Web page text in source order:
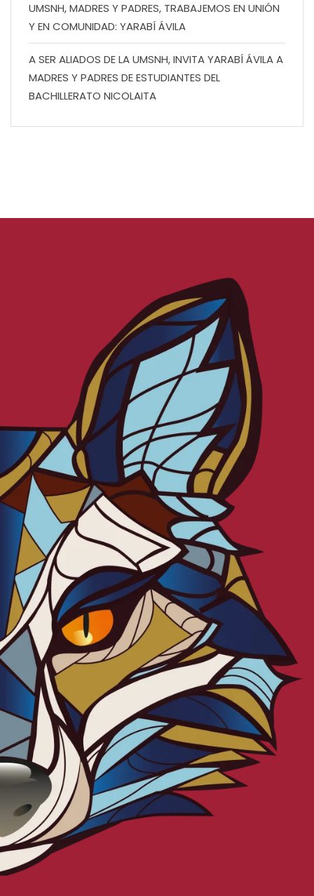
UMSNH, MADRES Y PADRES, TRABAJEMOS EN UNIÓN
Y EN COMUNIDAD: YARABÍ ÁVILA
A SER ALIADOS DE LA UMSNH, INVITA YARABÍ ÁVILA A
MADRES Y PADRES DE ESTUDIANTES DEL
BACHILLERATO NICOLAITA